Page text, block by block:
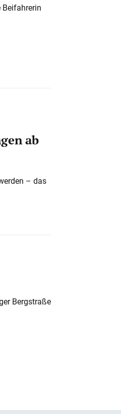
Beifahrerin
ab
– das
Bergstraße